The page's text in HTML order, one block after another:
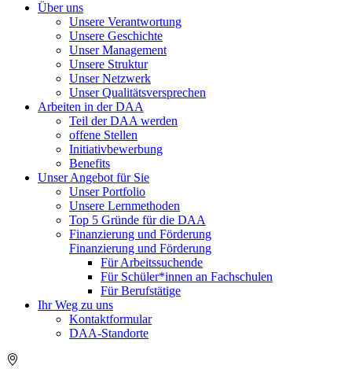
Über uns
Unsere Verantwortung
Unsere Geschichte
Unser Management
Unsere Struktur
Unser Netzwerk
Unser Qualitätsversprechen
Arbeiten in der DAA
Teil der DAA werden
offene Stellen
Initiativbewerbung
Benefits
Unser Angebot für Sie
Unser Portfolio
Unsere Lernmethoden
Top 5 Gründe für die DAA
Finanzierung und Förderung
Finanzierung und Förderung
Für Arbeitssuchende
Für Schüler*innen an Fachschulen
Für Berufstätige
Ihr Weg zu uns
Kontaktformular
DAA-Standorte